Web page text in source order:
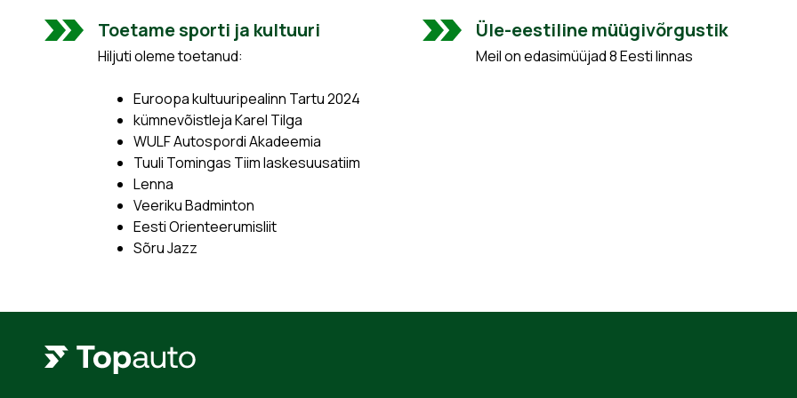
Toetame sporti ja kultuuri
Hiljuti oleme toetanud:
Euroopa kultuuripealinn Tartu 2024
kümnevõistleja Karel Tilga
WULF Autospordi Akadeemia
Tuuli Tomingas Tiim laskesuusatiim
Lenna
Veeriku Badminton
Eesti Orienteerumisliit
Sõru Jazz
Üle-eestiline müügivõrgustik
Meil on edasimüüjad 8 Eesti linnas